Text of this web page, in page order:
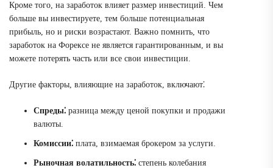
Кроме того, на заработок влияет размер инвестиций. Чем
больше вы инвестируете, тем больше потенциальная
прибыль, но и риски возрастают. Важно помнить, что
заработок на Форексе не является гарантированным, и вы
можете потерять часть или все свои инвестиции.
Другие факторы, влияющие на заработок, включают⁚
Спреды⁚ разница между ценой покупки и продажи
валюты.
Комиссии⁚ плата, взимаемая брокером за услуги.
Рыночная волатильность⁚ степень колебания